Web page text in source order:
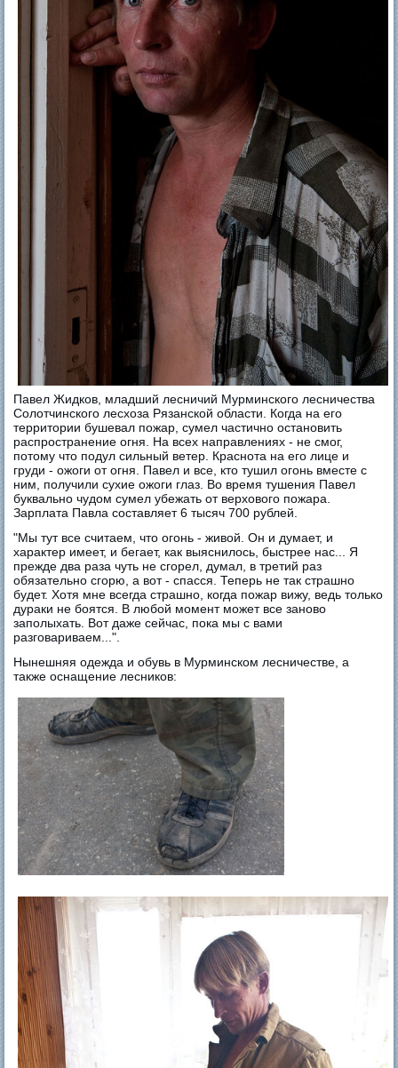
Павел Жидков, младший лесничий Мурминского лесничества
Солотчинского лесхоза Рязанской области. Когда на его
территории бушевал пожар, сумел частично остановить
распространение огня. На всех направлениях - не смог,
потому что подул сильный ветер. Краснота на его лице и
груди - ожоги от огня. Павел и все, кто тушил огонь вместе с
ним, получили сухие ожоги глаз. Во время тушения Павел
буквально чудом сумел убежать от верхового пожара.
Зарплата Павла составляет 6 тысяч 700 рублей.
"Мы тут все считаем, что огонь - живой. Он и думает, и
характер имеет, и бегает, как выяснилось, быстрее нас... Я
прежде два раза чуть не сгорел, думал, в третий раз
обязательно сгорю, а вот - спасся. Теперь не так страшно
будет. Хотя мне всегда страшно, когда пожар вижу, ведь только
дураки не боятся. В любой момент может все заново
заполыхать. Вот даже сейчас, пока мы с вами
разговариваем...".
Нынешняя одежда и обувь в Мурминском лесничестве, а
также оснащение лесников: